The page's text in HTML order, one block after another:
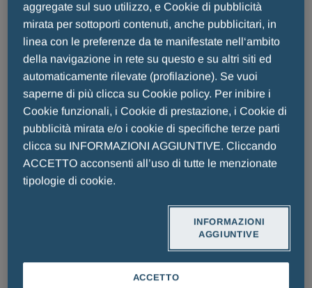
Quale corrispettivo per la consegna dei beni e/o per
l’esecuzione dei servizi, Menarini si impegna a
corrispondere alla Società le somme
dettagliatamente indicate nell’Ordine, secondo i
termini di pagamento ivi indicati.
3. Confidenzialità
3.1. La Società si impegna a mantenere il presente
Contratto e tutte le informazioni ricevute da Menarini
ai fini dell’esecuzione del presente Contratto (di
Informazioni Confidenziali”) nel più stretto
riserbo, a non divulgarle a terzi senza il preventivo
consenso scritto di Menarini ed a non utilizzarle per
finalità diverse dall’esecuzione del presente
Contratto. Resta inteso tra le Parti che la Società
aggregate sul suo utilizzo, e Cookie di pubblicità
mirata per sottoporti contenuti, anche pubblicitari, in
linea con le preferenze da te manifestate nell‘ambito
della navigazione in rete su questo e su altri siti ed
automaticamente rilevate (profilazione). Se vuoi
saperne di più clicca su Cookie policy. Per inibire i
Cookie funzionali, i Cookie di prestazione, i Cookie di
pubblicità mirata e/o i cookie di specifiche terze parti
clicca su INFORMAZIONI AGGIUNTIVE. Cliccando
ACCETTO acconsenti all’uso di tutte le menzionate
tipologie di cookie.
INFORMAZIONI
AGGIUNTIVE
ACCETTO